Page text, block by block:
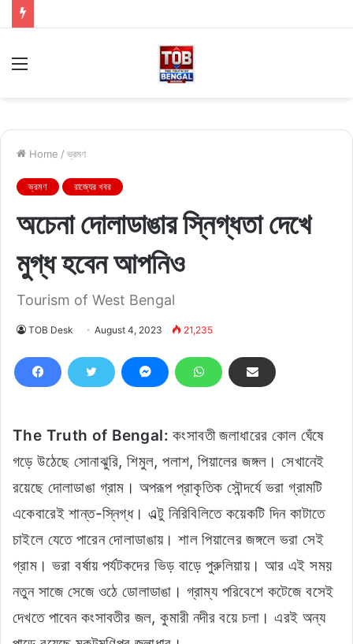
Menu
Home / ভ্রমণ
ভ্রমণ রাজ্যের খবর
অচেনা দোলাডাঙার স্নিগ্ধতা দেখে
মুগ্ধ হবেন আপনিও
Tourism of West Bengal
TOB Desk August 4, 2023 21,235
The Truth of Bengal: কংসাবতী জলাধারের কোল ঘেঁষে
গড়ে উঠেছে সোনাঝুরি, শিমুল, পলাশ, পিয়ালের জঙ্গল। সেখানেই
রয়েছে দোলাডাঙা গ্রাম। অপরূপ প্রাকৃতিক সৌন্দর্যে ভরা গ্রামটি
একেবারেই শান্ত-স্নিগ্ধ। এল্টু নিরিবিলিতে কয়েকটি দিন কাটাতে
চাইলে যেতে পারেন দোলাডাঙায়। শাল পিয়ালের জঙ্গলে ভরা সেই
গ্রাম। ভরা বর্ষায় পর্যটকদের ভিড় বাড়ে পুরুলিয়ায়। আর এই সময়
নতুন সাজে সেজে ওঠে ডোলাডাঙা। গ্রাম্য পরিবেশে কটেজে বসেই
দেখতে পাবেন কংসাবতীর জল, কুমারী নদীর বয়ে চলা। এরই অন্য